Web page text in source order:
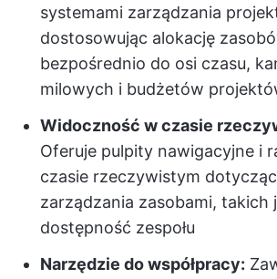
systemami zarządzania
dostosowując alokację
bezpośrednio do osi czasu,
milowych i budżetów
Widoczność w czasie
Oferuje pulpity nawigacyjne i
czasie rzeczywistym
zarządzania zasobami, takich
dostępność zespołu
Narzędzie do współpracy: